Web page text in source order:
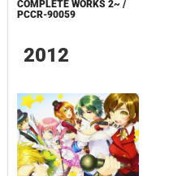
COMPLETE WORKS 2~ /
PCCR-90059
2012